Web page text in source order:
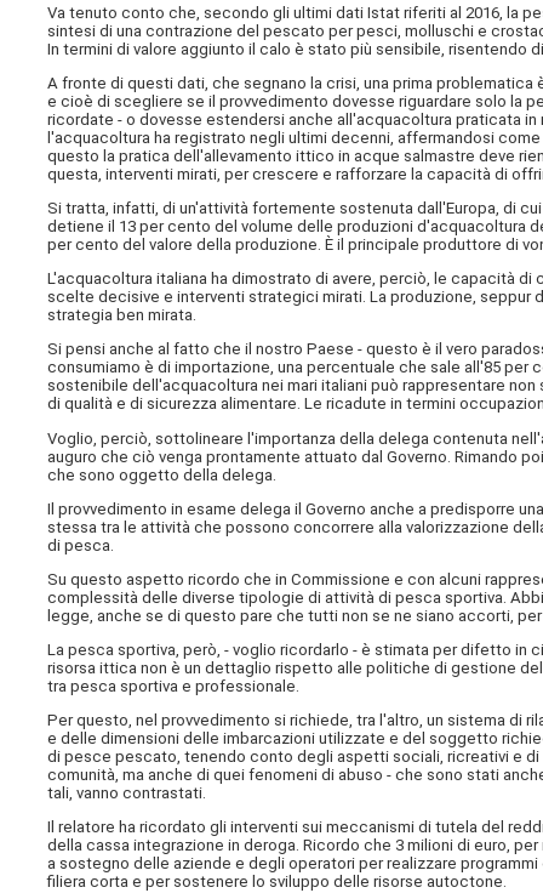
Va tenuto conto che, secondo gli ultimi dati Istat riferiti al 2016, la
sintesi di una contrazione del pescato per pesci, molluschi e
In termini di valore aggiunto il calo è stato più sensibile, risentendo
A fronte di questi dati, che segnano la crisi, una prima
e cioè di scegliere se il provvedimento dovesse riguardare solo
ricordate - o dovesse estendersi anche all'acquacoltura praticata
l'acquacoltura ha registrato negli ultimi decenni, affermandosi
questo la pratica dell'allevamento ittico in acque salmastre deve
questa, interventi mirati, per crescere e rafforzare la capacità di
Si tratta, infatti, di un'attività fortemente sostenuta dall'Europa, di
detiene il 13 per cento del volume delle produzioni d'acquacoltura
per cento del valore della produzione. È il principale produttore di
L'acquacoltura italiana ha dimostrato di avere, perciò, le capacità
scelte decisive e interventi strategici mirati. La produzione, seppur
strategia ben mirata.
Si pensi anche al fatto che il nostro Paese - questo è il vero
consumiamo è di importazione, una percentuale che sale all'85
sostenibile dell'acquacoltura nei mari italiani può rappresentare
di qualità e di sicurezza alimentare. Le ricadute in termini
Voglio, perciò, sottolineare l'importanza della delega contenuta
auguro che ciò venga prontamente attuato dal Governo. Rimando
che sono oggetto della delega.
Il provvedimento in esame delega il Governo anche a predisporre
stessa tra le attività che possono concorrere alla valorizzazione
di pesca.
Su questo aspetto ricordo che in Commissione e con alcuni
complessità delle diverse tipologie di attività di pesca sportiva.
legge, anche se di questo pare che tutti non se ne siano accorti,
La pesca sportiva, però, - voglio ricordarlo - è stimata per difetto
risorsa ittica non è un dettaglio rispetto alle politiche di gestione
tra pesca sportiva e professionale.
Per questo, nel provvedimento si richiede, tra l'altro, un sistema
e delle dimensioni delle imbarcazioni utilizzate e del soggetto
di pesce pescato, tenendo conto degli aspetti sociali, ricreativi e
comunità, ma anche di quei fenomeni di abuso - che sono stati
tali, vanno contrastati.
Il relatore ha ricordato gli interventi sui meccanismi di tutela del
della cassa integrazione in deroga. Ricordo che 3 milioni di euro,
a sostegno delle aziende e degli operatori per realizzare
filiera corta e per sostenere lo sviluppo delle risorse autoctone.